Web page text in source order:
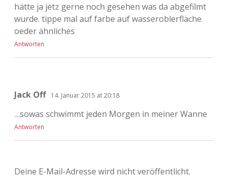
hätte ja jetz gerne noch gesehen was da abgefilmt
wurde. tippe mal auf farbe auf wasseroblerfläche
oeder ähnliches
Antworten
Jack Off 14. Januar 2015 at 20:18
…sowas schwimmt jeden Morgen in meiner Wanne
Antworten
Deine E-Mail-Adresse wird nicht veröffentlicht.